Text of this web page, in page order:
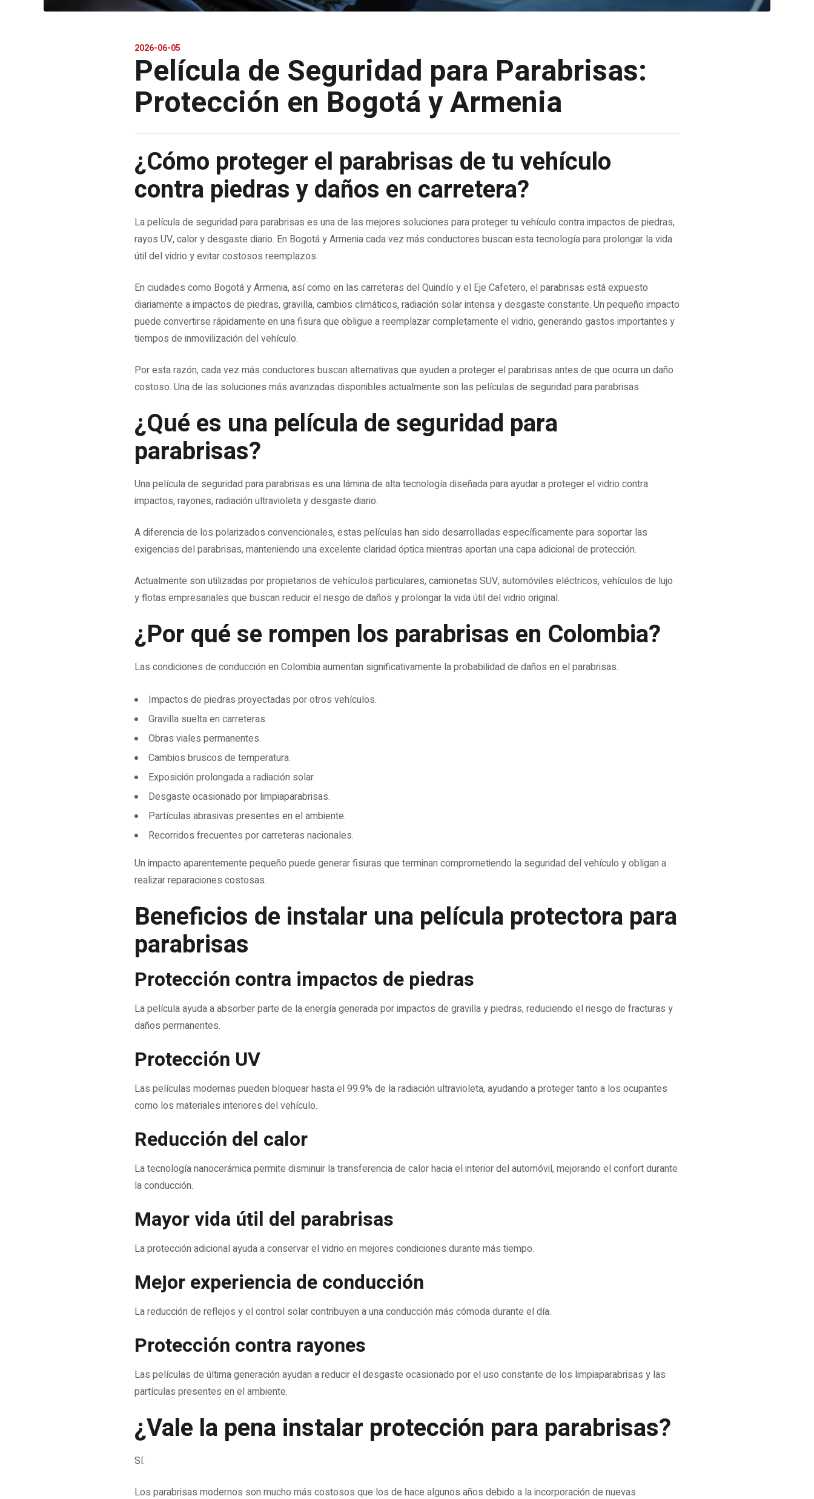
2026-06-05
Película de Seguridad para Parabrisas:
Protección en Bogotá y Armenia
¿Cómo proteger el parabrisas de tu vehículo
contra piedras y daños en carretera?
La película de seguridad para parabrisas es una de las mejores soluciones para proteger tu vehículo contra impactos de piedras,
rayos UV, calor y desgaste diario. En Bogotá y Armenia cada vez más conductores buscan esta tecnología para prolongar la vida
útil del vidrio y evitar costosos reemplazos.
En ciudades como Bogotá y Armenia, así como en las carreteras del Quindío y el Eje Cafetero, el parabrisas está expuesto
diariamente a impactos de piedras, gravilla, cambios climáticos, radiación solar intensa y desgaste constante. Un pequeño impacto
puede convertirse rápidamente en una fisura que obligue a reemplazar completamente el vidrio, generando gastos importantes y
tiempos de inmovilización del vehículo.
Por esta razón, cada vez más conductores buscan alternativas que ayuden a proteger el parabrisas antes de que ocurra un daño
costoso. Una de las soluciones más avanzadas disponibles actualmente son las películas de seguridad para parabrisas.
¿Qué es una película de seguridad para
parabrisas?
Una película de seguridad para parabrisas es una lámina de alta tecnología diseñada para ayudar a proteger el vidrio contra
impactos, rayones, radiación ultravioleta y desgaste diario.
A diferencia de los polarizados convencionales, estas películas han sido desarrolladas específicamente para soportar las
exigencias del parabrisas, manteniendo una excelente claridad óptica mientras aportan una capa adicional de protección.
Actualmente son utilizadas por propietarios de vehículos particulares, camionetas SUV, automóviles eléctricos, vehículos de lujo
y flotas empresariales que buscan reducir el riesgo de daños y prolongar la vida útil del vidrio original.
¿Por qué se rompen los parabrisas en Colombia?
Las condiciones de conducción en Colombia aumentan significativamente la probabilidad de daños en el parabrisas.
Impactos de piedras proyectadas por otros vehículos.
Gravilla suelta en carreteras.
Obras viales permanentes.
Cambios bruscos de temperatura.
Exposición prolongada a radiación solar.
Desgaste ocasionado por limpiaparabrisas.
Partículas abrasivas presentes en el ambiente.
Recorridos frecuentes por carreteras nacionales.
Un impacto aparentemente pequeño puede generar fisuras que terminan comprometiendo la seguridad del vehículo y obligan a
realizar reparaciones costosas.
Beneficios de instalar una película protectora para
parabrisas
Protección contra impactos de piedras
La película ayuda a absorber parte de la energía generada por impactos de gravilla y piedras, reduciendo el riesgo de fracturas y
daños permanentes.
Protección UV
Las películas modernas pueden bloquear hasta el 99.9% de la radiación ultravioleta, ayudando a proteger tanto a los ocupantes
como los materiales interiores del vehículo.
Reducción del calor
La tecnología nanocerámica permite disminuir la transferencia de calor hacia el interior del automóvil, mejorando el confort durante
la conducción.
Mayor vida útil del parabrisas
La protección adicional ayuda a conservar el vidrio en mejores condiciones durante más tiempo.
Mejor experiencia de conducción
La reducción de reflejos y el control solar contribuyen a una conducción más cómoda durante el día.
Protección contra rayones
Las películas de última generación ayudan a reducir el desgaste ocasionado por el uso constante de los limpiaparabrisas y las
partículas presentes en el ambiente.
¿Vale la pena instalar protección para parabrisas?
Sí.
Los parabrisas modernos son mucho más costosos que los de hace algunos años debido a la incorporación de nuevas